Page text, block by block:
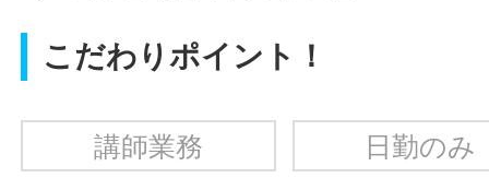
こだわりポイント！
講師業務 日勤のみ